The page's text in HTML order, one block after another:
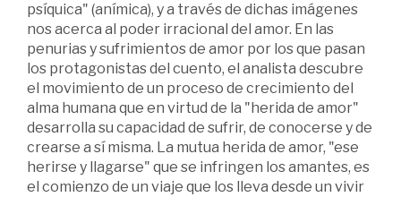
psíquica" (anímica), y a través de dichas imágenes
nos acerca al poder irracional del amor. En las
penurias y sufrimientos de amor por los que pasan
los protagonistas del cuento, el analista descubre
el movimiento de un proceso de crecimiento del
alma humana que en virtud de la "herida de amor"
desarrolla su capacidad de sufrir, de conocerse y de
crearse a sí misma. La mutua herida de amor, "ese
herirse y llagarse" que se infringen los amantes, es
el comienzo de un viaje que los lleva desde un vivir